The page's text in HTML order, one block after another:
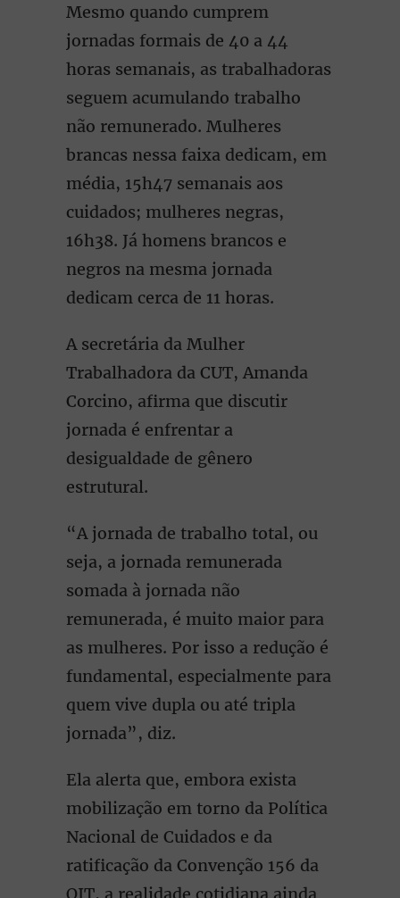
Mesmo quando cumprem
jornadas formais de 40 a 44
horas semanais, as trabalhadoras
seguem acumulando trabalho
não remunerado. Mulheres
brancas nessa faixa dedicam, em
média, 15h47 semanais aos
cuidados; mulheres negras,
16h38. Já homens brancos e
negros na mesma jornada
dedicam cerca de 11 horas.
A secretária da Mulher
Trabalhadora da CUT, Amanda
Corcino, afirma que discutir
jornada é enfrentar a
desigualdade de gênero
estrutural.
“A jornada de trabalho total, ou
seja, a jornada remunerada
somada à jornada não
remunerada, é muito maior para
as mulheres. Por isso a redução é
fundamental, especialmente para
quem vive dupla ou até tripla
jornada”, diz.
Ela alerta que, embora exista
mobilização em torno da Política
Nacional de Cuidados e da
ratificação da Convenção 156 da